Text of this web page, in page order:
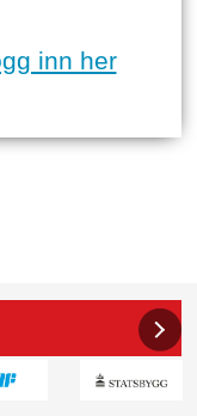
inn her